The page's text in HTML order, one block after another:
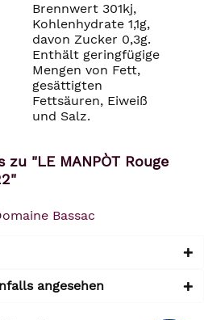
Brennwert 301kj,
Kohlenhydrate 1,1g,
davon Zucker 0,3g.
Enthält geringfügige
Mengen von Fett,
gesättigten
Fettsäuren, Eiweiß
und Salz.
"LE MANPÒT Rouge
Bassac
angesehen